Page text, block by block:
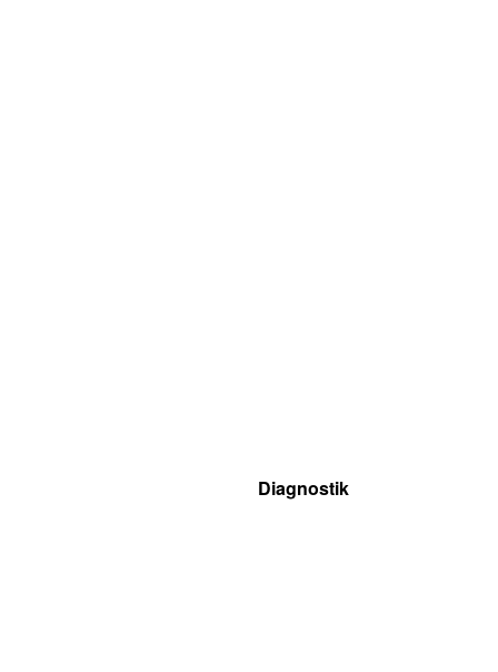
Diagnostik